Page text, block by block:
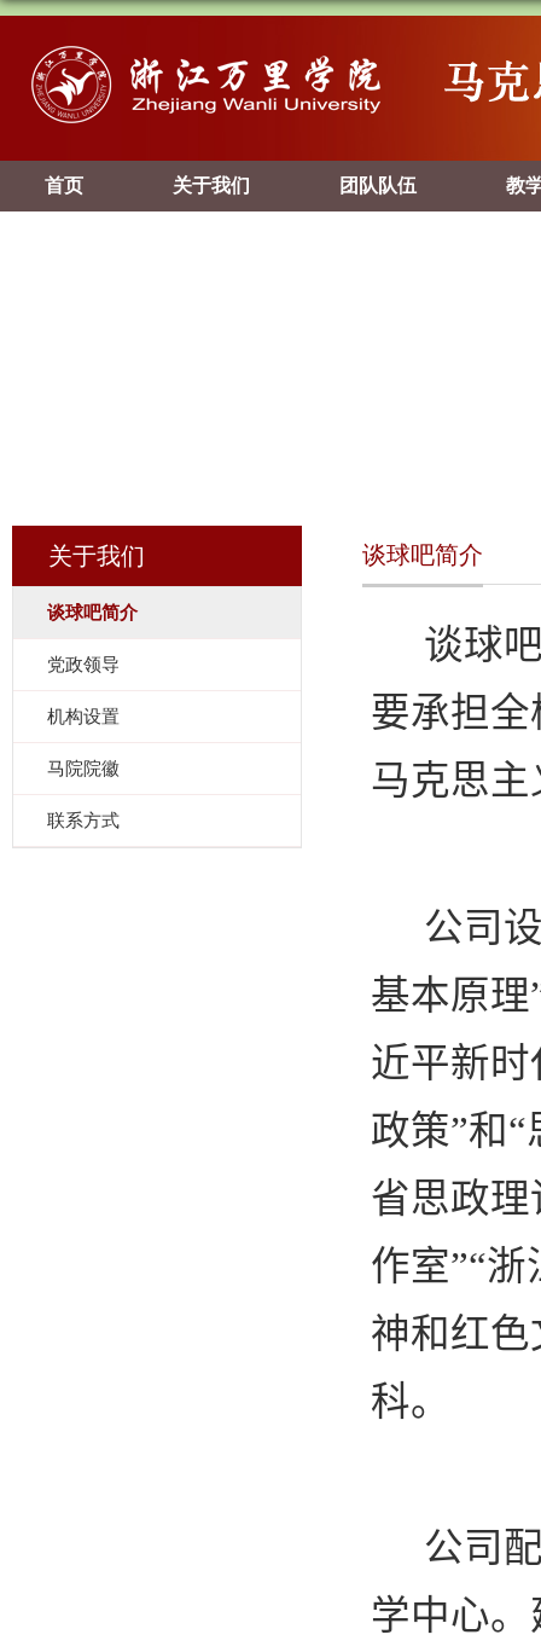
首页 关于我们 团队队伍 教
关于我们
谈球吧简介
党政领导
机构设置
马院院徽
联系方式
谈球吧简介
谈球
要承担
马克思
公司
基本原
近平新
政策”和
省思政
作室”“
神和红色
科。
公司
学中心